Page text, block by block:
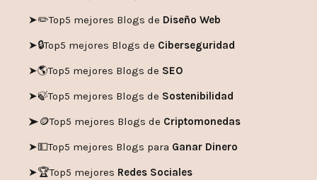
➤✏️Top5 mejores Blogs de Diseño Web
➤🔒Top5 mejores Blogs de Ciberseguridad
➤🌎Top5 mejores Blogs de SEO
➤🍃Top5 mejores Blogs de Sostenibilidad
➤🪙Top5 mejores Blogs de Criptomonedas
➤💵Top5 mejores Blogs para Ganar Dinero
➤🏆Top5 mejores Redes Sociales